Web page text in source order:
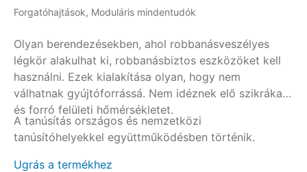
Forgatóhajtások, Moduláris mindentudók
Olyan berendezésekben, ahol robbanásveszélyes
légkör alakulhat ki, robbanásbiztos eszközöket kell
használni. Ezek kialakítása olyan, hogy nem
válhatnak gyújtóforrássá. Nem idéznek elő szikrákat
és forró felületi hőmérsékletet.
A tanúsítás országos és nemzetközi
tanúsítóhelyekkel együttműködésben történik.
Ugrás a termékhez